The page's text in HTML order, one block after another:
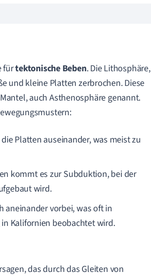
fürtektonische Beben. Die Lithosphäre,
und kleine Platten zerbrochen. Diese
auch Asthenosphäre genannt.
Platten auseinander, was meist zu
kommt es zur Subduktion, bei der
wird.
aneinander vorbei, was oft in
Kalifornien beobachtet wird.
das durch das Gleiten von